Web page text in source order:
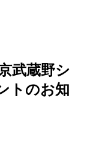
武蔵野シ
トのお知